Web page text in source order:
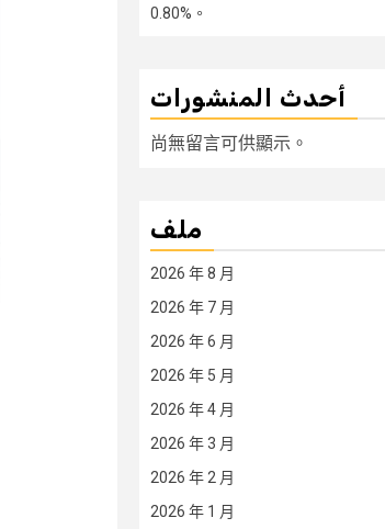
0.80%。
أحدث المنشورات
尚無留言可供顯示。
ملف
2026 年 8 月
2026 年 7 月
2026 年 6 月
2026 年 5 月
2026 年 4 月
2026 年 3 月
2026 年 2 月
2026 年 1 月